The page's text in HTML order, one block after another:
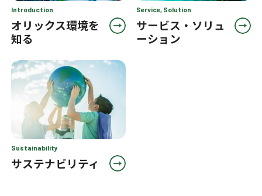
Introduction
オリックス環境を
知る
Service, Solution
サービス・ソリュ
ーション
Sustainability
サステナビリティ